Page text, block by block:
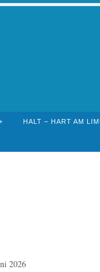
HALT – HART AM
2026